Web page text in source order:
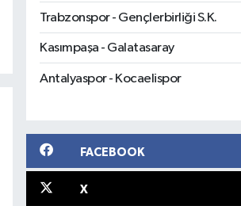
Trabzonspor - Gençlerbirliği S.K.
Kasımpaşa - Galatasaray
Antalyaspor - Kocaelispor
FACEBOOK
X